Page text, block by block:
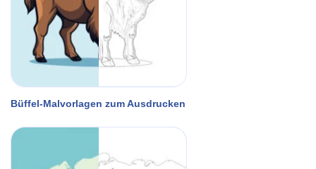
Büffel-Malvorlagen zum Ausdrucken